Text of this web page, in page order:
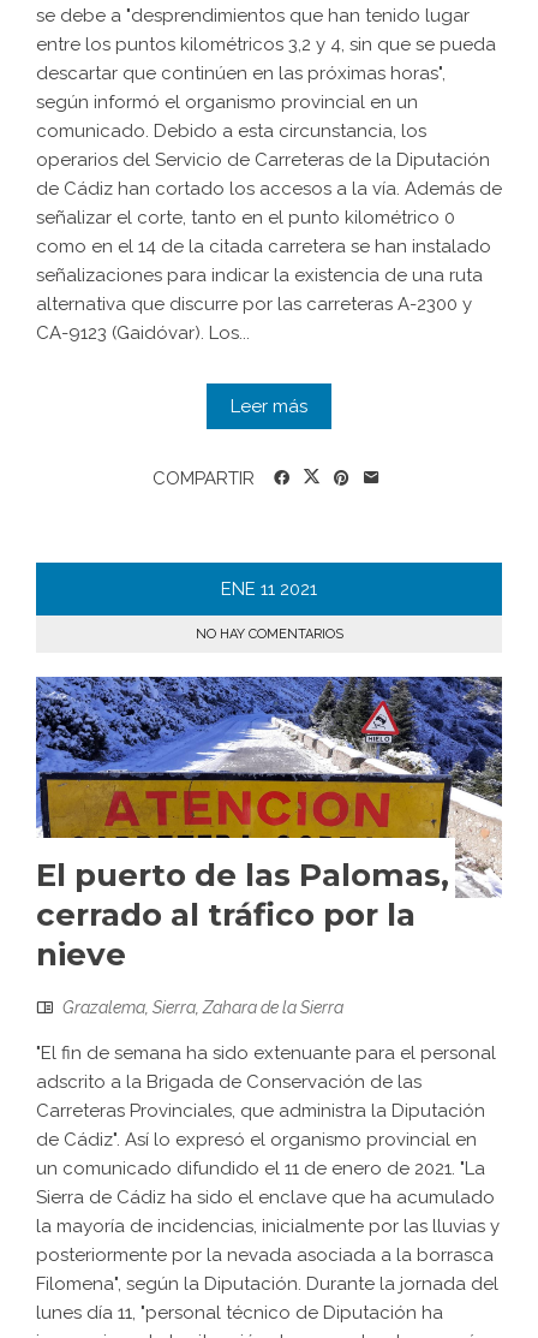
se debe a "desprendimientos que han tenido lugar
entre los puntos kilométricos 3,2 y 4, sin que se pueda
descartar que continúen en las próximas horas",
según informó el organismo provincial en un
comunicado. Debido a esta circunstancia, los
operarios del Servicio de Carreteras de la Diputación
de Cádiz han cortado los accesos a la vía. Además de
señalizar el corte, tanto en el punto kilométrico 0
como en el 14 de la citada carretera se han instalado
señalizaciones para indicar la existencia de una ruta
alternativa que discurre por las carreteras A-2300 y
CA-9123 (Gaidóvar). Los...
Leer más
COMPARTIR
ENE 11 2021
NO HAY COMENTARIOS
El puerto de las Palomas,
cerrado al tráfico por la
nieve
Grazalema Sierra Zahara de la Sierra
"El fin de semana ha sido extenuante para el personal
adscrito a la Brigada de Conservación de las
Carreteras Provinciales, que administra la Diputación
de Cádiz". Así lo expresó el organismo provincial en
un comunicado difundido el 11 de enero de 2021. "La
Sierra de Cádiz ha sido el enclave que ha acumulado
la mayoría de incidencias, inicialmente por las lluvias y
posteriormente por la nevada asociada a la borrasca
Filomena", según la Diputación. Durante la jornada del
lunes día 11, "personal técnico de Diputación ha